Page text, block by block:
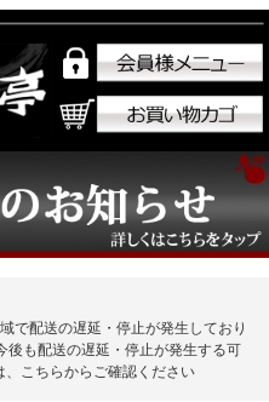
で配送の遅延・停止が発生しており
後も配送の遅延・停止が発生する可
こちらからご確認ください